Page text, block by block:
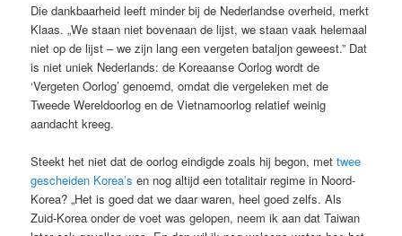
Die dankbaarheid leeft minder bij de Nederlandse overheid, merkt
Klaas. „We staan niet bovenaan de lijst, we staan vaak helemaal
niet op de lijst – we zijn lang een vergeten bataljon geweest.” Dat
is niet uniek Nederlands: de Koreaanse Oorlog wordt de
‘Vergeten Oorlog’ genoemd, omdat die vergeleken met de
Tweede Wereldoorlog en de Vietnamoorlog relatief weinig
aandacht kreeg.
Steekt het niet dat de oorlog eindigde zoals hij begon, mettwee
gescheiden Korea’s en nog altijd een totalitair regime in Noord-
Korea? „Het is goed dat we daar waren, heel goed zelfs. Als
Zuid-Korea onder de voet was gelopen, neem ik aan dat Taiwan